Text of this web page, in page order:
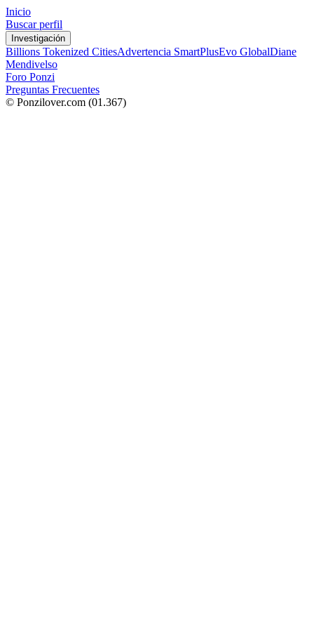
Inicio
Buscar perfil
Investigación
Billions Tokenized CitiesAdvertencia SmartPlusEvo GlobalDiane
Mendivelso
Foro Ponzi
Preguntas Frecuentes
© Ponzilover.com (01.367)